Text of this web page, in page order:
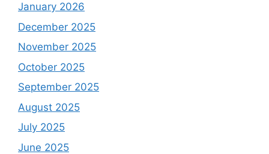
January 2026
December 2025
November 2025
October 2025
September 2025
August 2025
July 2025
June 2025